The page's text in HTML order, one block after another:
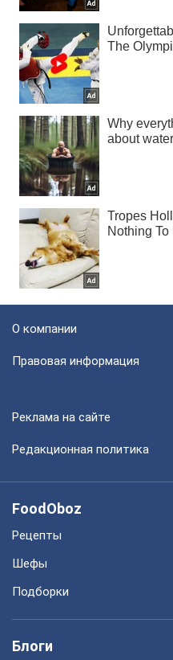
О компании
Правовая информация
Реклама на сайте
Редакционная политика
FoodOboz
Рецепты
Шефы
Подборки
Блоги